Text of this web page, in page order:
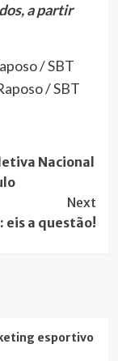
a partir
/ SBT
Nacional
Next
eis a questão!
esportivo